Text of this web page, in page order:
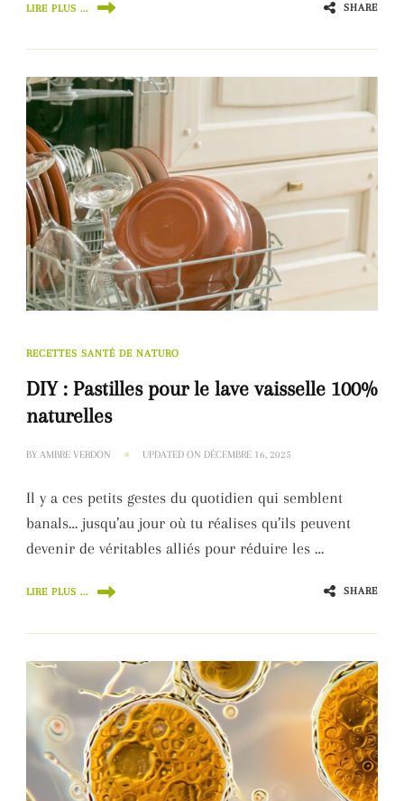
LIRE PLUS ... SHARE
RECETTES SANTÉ DE NATURO
DIY : Pastilles pour le lave vaisselle 100%
naturelles
BY AMBRE VERDON UPDATED ON DÉCEMBRE 16, 2025
Il y a ces petits gestes du quotidien qui semblent
banals… jusqu’au jour où tu réalises qu’ils peuvent
devenir de véritables alliés pour réduire les …
LIRE PLUS ... SHARE